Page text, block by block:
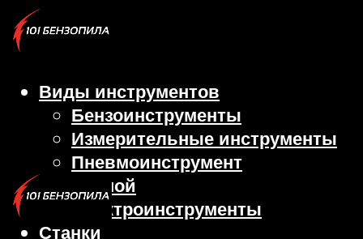
Виды инструментов
Бензоинструменты
Измерительные инструменты
Пневмоинструмент
Ручной
Электроинструменты
Станки